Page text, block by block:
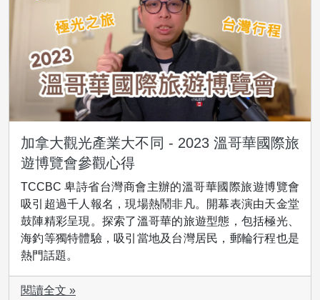
加拿大觀光產業大不同 - 2023 溫哥華國際旅
遊博覽會參觀心得
TCCBC 卑詩省台灣商會主辦的溫哥華國際旅遊博覽會
吸引超過千人報名，現場熱鬧非凡。開幕表演由天金堂
鼓陣精彩呈現。探索了溫哥華的旅遊型態，包括極光、
海釣等獨特體驗，吸引當地及台灣居民，郵輪行程也是
熱門話題。
閱讀全文 »